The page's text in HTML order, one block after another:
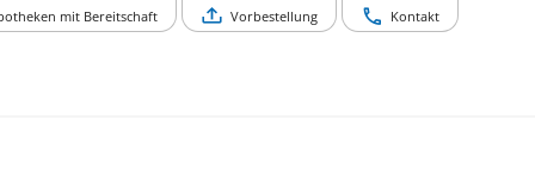
mit Bereitschaft Vorbestellung Kontakt